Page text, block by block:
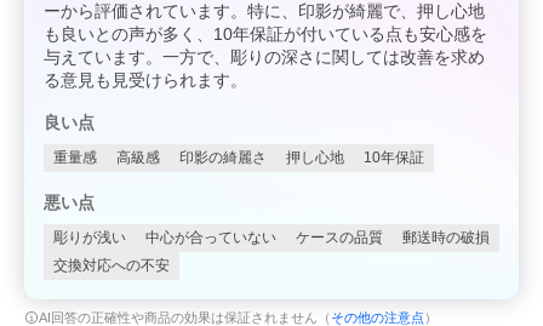
ーから評価されています。特に、印影が綺麗で、押し心地
も良いとの声が多く、10年保証が付いている点も安心感を
与えています。一方で、彫りの深さに関しては改善を求め
る意見も見受けられます。
良い点
重量感 高級感 印影の綺麗さ 押し心地 10年保証
悪い点
彫りが浅い 中心が合っていない ケースの品質
郵送時の破損
交換対応への不安
AI回答の正確性や商品の効果は保証されません（ その他の注意点 ）